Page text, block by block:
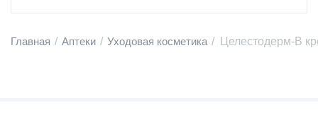
Главная / Аптеки / Уходовая косметика / Целестодерм-В